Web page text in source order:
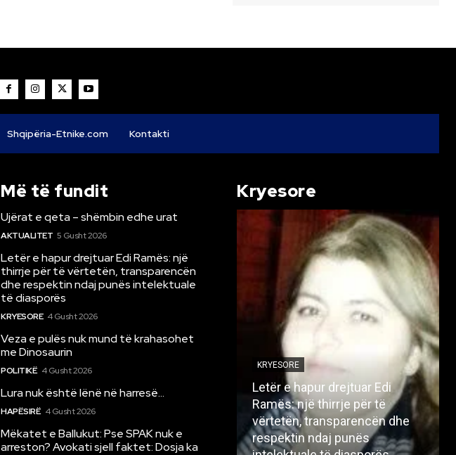
Shqipëria-Etnike.com Kontakti
Më të fundit
Ujërat e qeta – shëmbin edhe urat
AKTUALITET 5 Gusht 2026
Letër e hapur drejtuar Edi Ramës: një
thirrje për të vërtetën, transparencën
dhe respektin ndaj punës intelektuale
të diasporës
KRYESORE 4 Gusht 2026
Veza e pulës nuk mund të krahasohet
me Dinosaurin
POLITIKË 4 Gusht 2026
Lura nuk është lënë në harresë…
HAPËSIRË 4 Gusht 2026
Mëkatet e Ballukut: Pse SPAK nuk e
arreston? Avokati sjell faktet: Dosja ka
Kryesore
KRYESORE
Letër e hapur drejtuar Edi
Ramës: një thirrje për të
vërtetën, transparencën dhe
respektin ndaj punës